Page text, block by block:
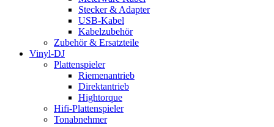
Stecker & Adapter
USB-Kabel
Kabelzubehör
Zubehör & Ersatzteile
Vinyl-DJ
Plattenspieler
Riemenantrieb
Direktantrieb
Hightorque
Hifi-Plattenspieler
Tonabnehmer